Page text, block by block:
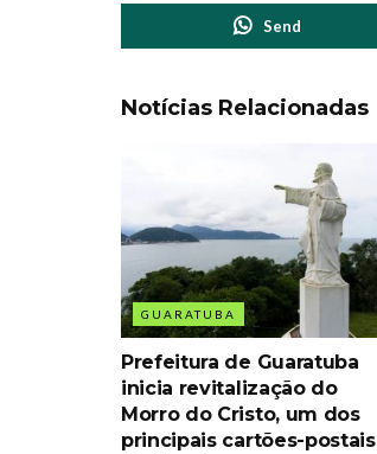
Send
Notícias Relacionadas
GUARATUBA
Prefeitura de Guaratuba
inicia revitalização do
Morro do Cristo, um dos
principais cartões-postais